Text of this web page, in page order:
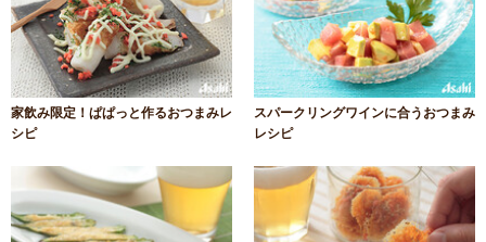
家飲み限定！ぱぱっと作るおつまみレ
シピ
スパークリングワインに合うおつまみ
レシピ